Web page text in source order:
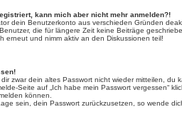
kann mich aber nicht mehr anmelden?!
dein Benutzerkonto aus verschieden Gründen
die für längere Zeit keine Beiträge
erneut und nimm aktiv an den Diskussionen teil!
zwar dein altes Passwort nicht wieder mitteilen, du
Seite auf „Ich habe mein Passwort vergessen“
können.
sein, dein Passwort zurückzusetzen, so wende